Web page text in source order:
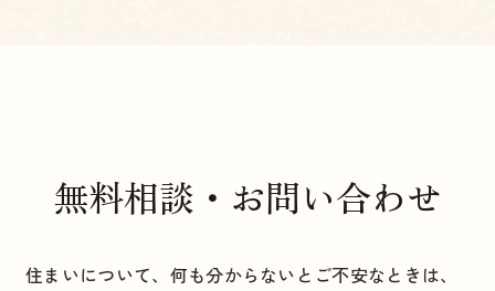
無料相談・お問い合わせ
住まいについて、何も分からないとご不安なときは、